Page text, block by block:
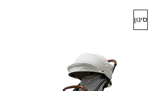
סינון